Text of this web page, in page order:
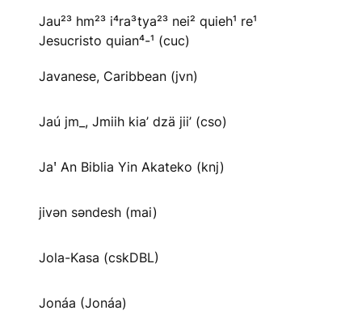
Jau²³ hm²³ i⁴ra³tya²³ nei² quieh¹ re¹
Jesucristo quian⁴-¹ (cuc)
Javanese, Caribbean (jvn)
Jaú jm_, Jmiih kia’ dzä jii’ (cso)
Jaꞌ An Biblia Yin Akateko (knj)
jivən səndesh (mai)
Jola-Kasa (cskDBL)
Jonáa (Jonáa)